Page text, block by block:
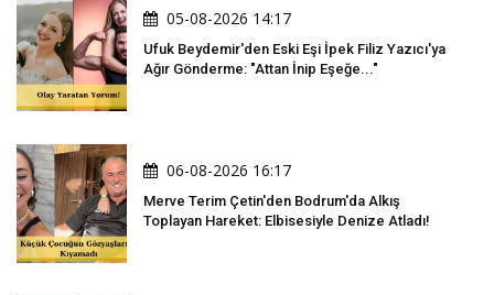
05-08-2026 14:17
Ufuk Beydemir'den Eski Eşi İpek Filiz Yazıcı'ya
Ağır Gönderme: "Attan İnip Eşeğe..."
06-08-2026 16:17
Merve Terim Çetin'den Bodrum'da Alkış
Toplayan Hareket: Elbisesiyle Denize Atladı!